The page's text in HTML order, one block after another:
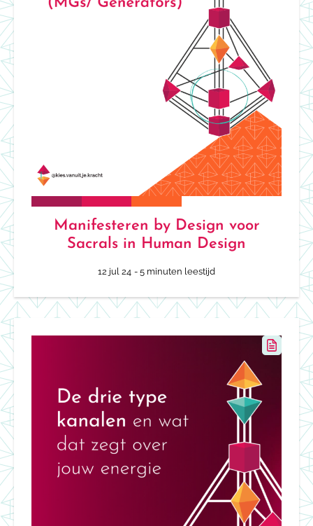
Manifesteren by Design voor
Sacrals in Human Design
12 jul 24 - 5 minuten leestijd